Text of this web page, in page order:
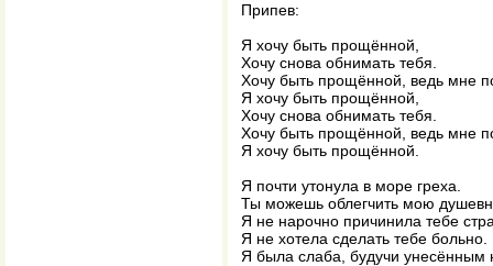
Припев:
Я хочу быть прощённой,
Хочу снова обнимать тебя.
Хочу быть прощённой, ведь мне
Я хочу быть прощённой,
Хочу снова обнимать тебя.
Хочу быть прощённой, ведь мне
Я хочу быть прощённой.
Я почти утонула в море греха.
Ты можешь облегчить мою
Я не нарочно причинила тебе
Я не хотела сделать тебе больно.
Я была слаба, будучи унесённым